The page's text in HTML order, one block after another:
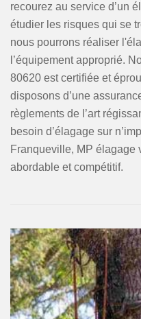
recourez au service d’un
étudier les risques qui se
nous pourrons réaliser
l’équipement approprié.
80620 est certifiée et
disposons d’une
règlements de l’art
besoin d’élagage sur
Franqueville, MP élagage
abordable et compétitif.